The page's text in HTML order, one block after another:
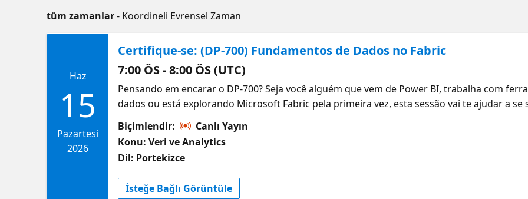
tüm zamanlar- Koordineli Evrensel Zaman
Haz
15
Pazartesi
2026
Certifique-se: (DP-700) Fundamentos de Dados no Fabric
7:00 ÖS - 8:00 ÖS (UTC)
Pensando em encarar o DP-700? Seja você alguém que vem de Power BI, trabalha com
dados ou está explorando Microsoft Fabric pela primeira vez, esta sessão vai te ajudar a se
pipelines, transformação, orquestração, armazenamento e gerenciamento de soluções de
Você vai entender como esses conceitos se conectam e quais habilidades realmente fazem
sair com uma abordagem prática para estudar, com orientações sobre como priorizar seu
esforços. Se quiser se aprofundar, vamos indicar sessões on-demand por tema para você
próprio ritmo.
Biçimlendir:
Canlı Yayın
Konu: Veri ve Analytics
Dil: Portekizce
İsteğe Bağlı Görüntüle